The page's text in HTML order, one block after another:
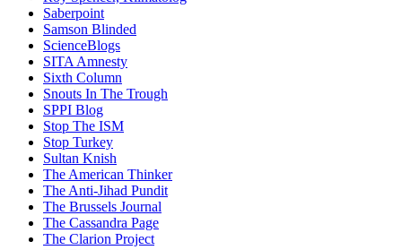
Saberpoint
Samson Blinded
ScienceBlogs
SITA Amnesty
Sixth Column
Snouts In The Trough
SPPI Blog
Stop The ISM
Stop Turkey
Sultan Knish
The American Thinker
The Anti-Jihad Pundit
The Brussels Journal
The Cassandra Page
The Clarion Project